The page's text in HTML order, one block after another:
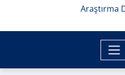
Araştırma